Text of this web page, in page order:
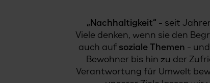
„Nachhaltigkeit“ - seit
Viele denken, wenn sie den
auch auf soziale Themen -
Bewohner bis hin zu der
Verantwortung für Umwelt